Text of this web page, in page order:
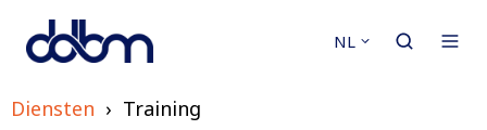
NL
Diensten Training